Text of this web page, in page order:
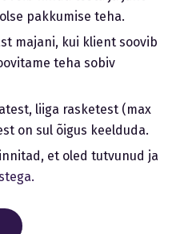
pakkumise teha.
majani, kui klient soovib
teha sobiv
liiga rasketest (max
on sul õigus keelduda.
et oled tutvunud ja